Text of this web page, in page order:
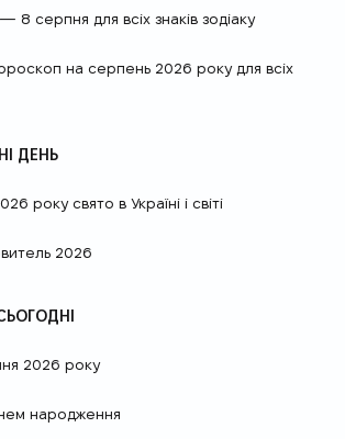
8 серпня для всіх знаків зодіаку
на серпень 2026 року для всіх
ДЕНЬ
року свято в Україні і світі
2026
2026 року
народження